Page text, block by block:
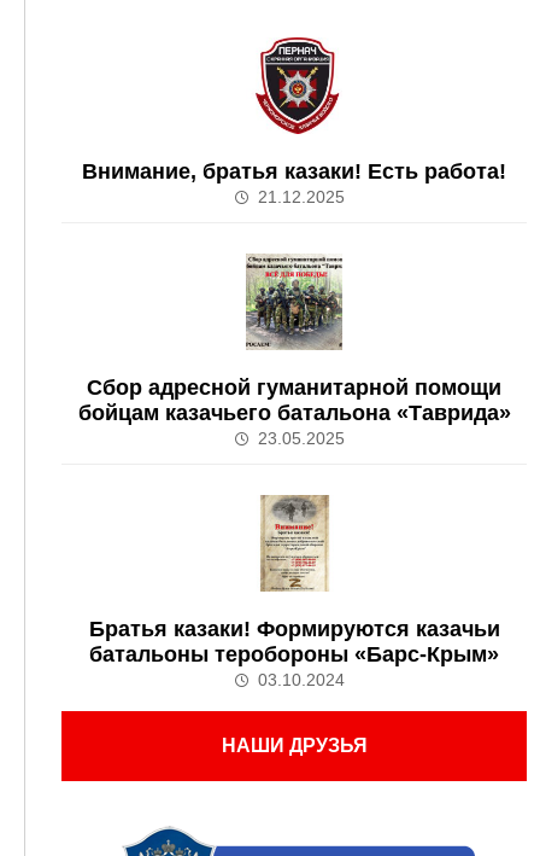
Внимание, братья казаки! Есть работа!
21.12.2025
Сбор адресной гуманитарной помощи
бойцам казачьего батальона «Таврида»
23.05.2025
Братья казаки! Формируются казачьи
батальоны теробороны «Барс-Крым»
03.10.2024
НАШИ ДРУЗЬЯ